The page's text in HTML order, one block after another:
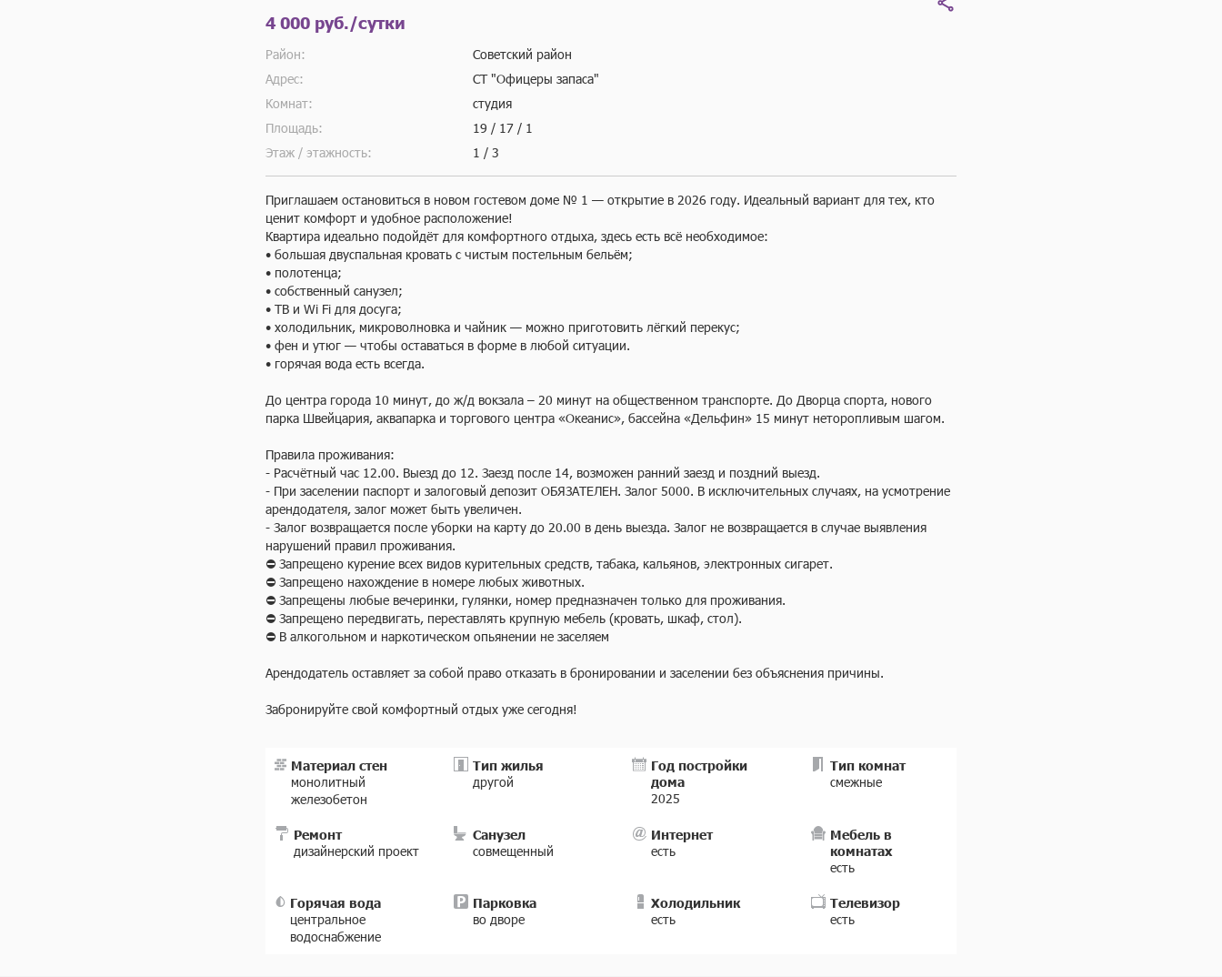
4 000 руб./сутки
Район:
Советский район
Адрес:
СТ "Офицеры запаса"
Комнат:
студия
Площадь:
19 / 17 / 1
Этаж / этажность:
1 / 3
Приглашаем остановиться в новом гостевом доме № 1 — открытие в 2026 году. Идеальный вариант для тех, кто
ценит комфорт и удобное расположение!
Квартира идеально подойдёт для комфортного отдыха, здесь есть всё необходимое:
• большая двуспальная кровать с чистым постельным бельём;
• полотенца;
• собственный санузел;
• ТВ и Wi Fi для досуга;
• холодильник, микроволновка и чайник — можно приготовить лёгкий перекус;
• фен и утюг — чтобы оставаться в форме в любой ситуации.
• горячая вода есть всегда.
До центра города 10 минут, до ж/д вокзала – 20 минут на общественном транспорте. До Дворца спорта, нового
парка Швeйцария, аквапарка и торгoвого цeнтра «Океанис», бассейна «Дельфин» 15 минут неторопливым шaгoм.
Правила проживания:
- Расчётный час 12.00. Выезд до 12. Заезд после 14, возможен ранний заезд и поздний выезд.
- При заселении паспорт и залоговый депозит ОБЯЗАТЕЛЕН. Залог 5000. В исключительных случаях, на усмотрение
арендодателя, залог может быть увеличен.
- Залог возвращается после уборки на карту до 20.00 в день выезда. Залог не возвращается в случае выявления
нарушений правил проживания.
⛔ Запрещено курение всех видов курительных средств, табака, кальянов, электронных сигарет.
⛔ Запрещено нахождение в номере любых животных.
⛔ Запрещены любые вечеринки, гулянки, номер предназначен только для проживания.
⛔ Запрещено передвигать, переставлять крупную мебель (кровать, шкаф, стол).
⛔ В алкогольном и наркотическом опьянении не заселяем
Арендодатель оставляет за собой право отказать в бронировании и заселении без объяснения причины.
Забронируйте свой комфортный отдых уже сегодня!
Материал стен
монолитный
железобетон
Тип жилья
другой
Год постройки
дома
2025
Тип комнат
смежные
Ремонт
дизайнерский проект
Санузел
совмещенный
Интернет
есть
Мебель в
комнатах
есть
Горячая вода
центральное
водоснабжение
Парковка
во дворе
Холодильник
есть
Телевизор
есть